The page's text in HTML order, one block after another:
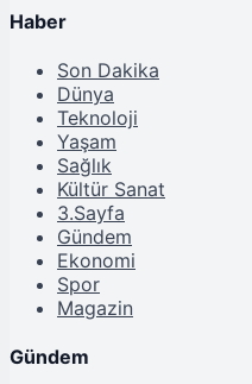
Haber
Son Dakika
Dünya
Teknoloji
Yaşam
Sağlık
Kültür Sanat
3.Sayfa
Gündem
Ekonomi
Spor
Magazin
Gündem